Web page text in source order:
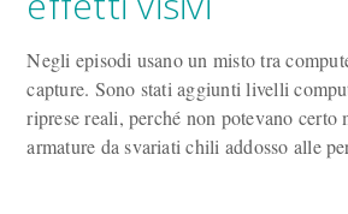
Negli episodi usano un misto tra
capture. Sono stati aggiunti livelli
riprese reali, perché non potevano certo
armature da svariati chili addosso alle